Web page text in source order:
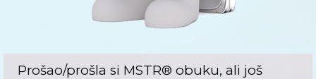
Prošao/prošla si MSTR® obuku, ali još